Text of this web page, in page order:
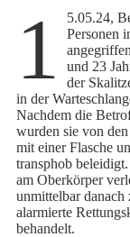
1
5.05.24,
Personen
und 23
der
in der
Nachdem die
wurden sie von
mit einer Flasche
transphob
am Oberkörper
unmittelbar
alarmierte
behandelt.